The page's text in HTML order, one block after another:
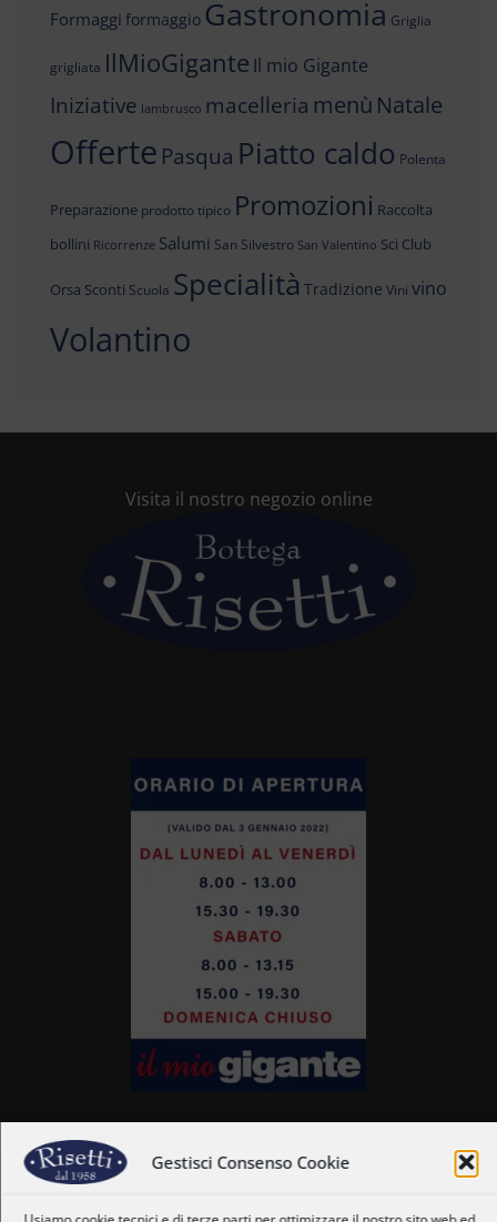
Gestisci Consenso Cookie
Formaggi formaggio Gastronomia Griglia
grigliata IlMioGigante Il mio Gigante
Iniziative lambrusco macelleria menù Natale
Offerte Pasqua Piatto caldo Polenta
Preparazione prodotto tipico Promozioni Raccolta
bollini Ricorrenze Salumi San Silvestro San Valentino Sci Club
Orsa Sconti Scuola Specialità Tradizione Vini vino
Volantino
Visita il nostro negozio online